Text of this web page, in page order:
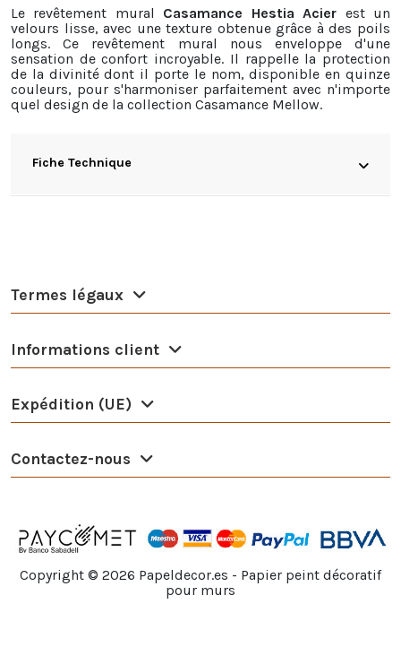
Le revêtement mural Casamance Hestia Acier est un
velours lisse, avec une texture obtenue grâce à des poils
longs. Ce revêtement mural nous enveloppe d'une
sensation de confort incroyable. Il rappelle la protection
de la divinité dont il porte le nom, disponible en quinze
couleurs, pour s'harmoniser parfaitement avec n'importe
quel design de la collection Casamance Mellow.
Fiche Technique
Termes légaux
Informations client
Expédition (UE)
Contactez-nous
Copyright © 2026 Papeldecor.es - Papier peint décoratif
pour murs